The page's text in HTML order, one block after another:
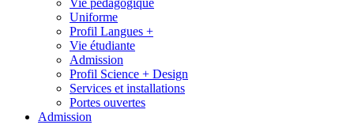
Vie pédagogique
Uniforme
Profil Langues +
Vie étudiante
Admission
Profil Science + Design
Services et installations
Portes ouvertes
Admission